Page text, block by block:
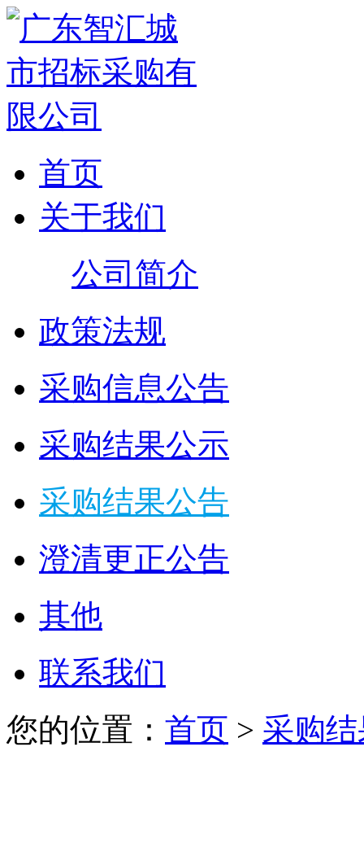
首页
关于我们
公司简介
政策法规
采购信息公告
采购结果公示
采购结果公告
澄清更正公告
其他
联系我们
您的位置： 首页 > 采购